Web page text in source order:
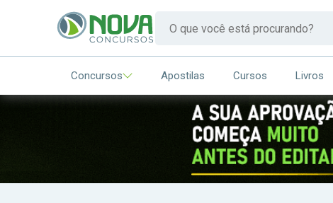
Concursos Apostilas Cursos Livros